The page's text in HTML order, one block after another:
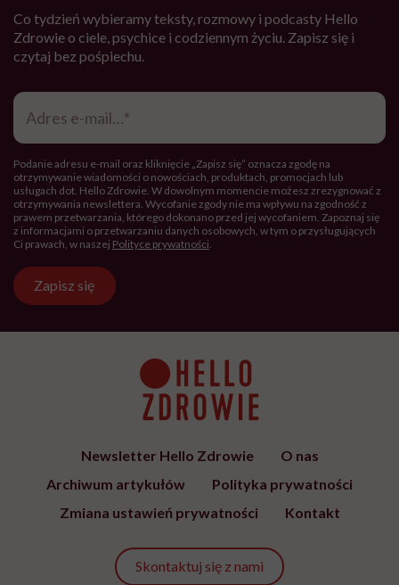
Co tydzień wybieramy teksty, rozmowy i podcasty Hello
Zdrowie o ciele, psychice i codziennym życiu. Zapisz się i
czytaj bez pośpiechu.
Adres
mail*
Podanie adresu e-mail oraz kliknięcie „Zapisz się” oznacza zgodę na
otrzymywanie wiadomości o nowościach, produktach, promocjach lub
usługach dot. Hello Zdrowie. W dowolnym momencie możesz zrezygnować z
otrzymywania newslettera. Wycofanie zgody nie ma wpływu na zgodność z
prawem przetwarzania, którego dokonano przed jej wycofaniem. Zapoznaj się
z informacjami o przetwarzaniu danych osobowych, w tym o przysługujących
Ci prawach, w naszej Polityce prywatności
Zapisz się
Newsletter Hello Zdrowie
O nas
Archiwum artykułów
Polityka prywatności
Zmiana ustawień prywatności
Kontakt
Skontaktuj się z nami